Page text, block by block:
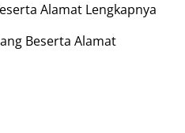
Alamat Lengkapnya
Beserta Alamat